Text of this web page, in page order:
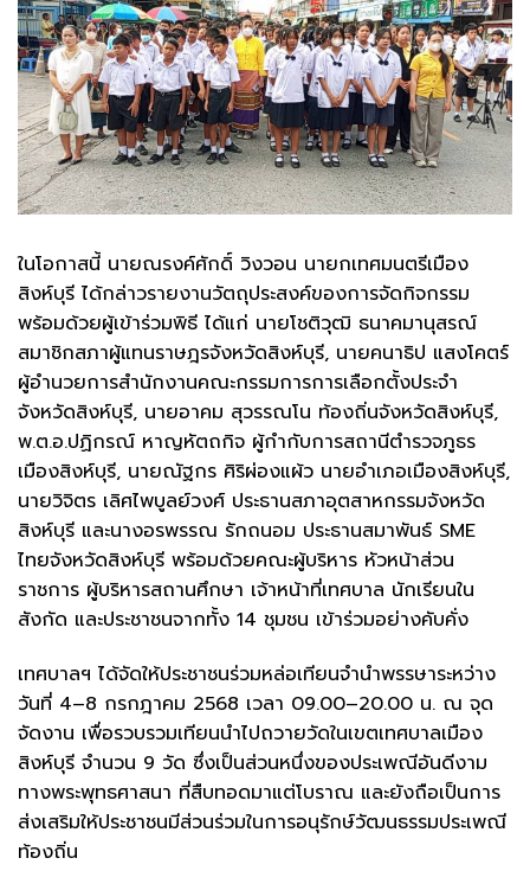
ในโอกาสนี้ นายณรงค์ศักดิ์ วิงวอน นายกเทศมนตรีเมือง
สิงห์บุรี ได้กล่าวรายงานวัตถุประสงค์ของการจัดกิจกรรม
พร้อมด้วยผู้เข้าร่วมพิธี ได้แก่ นายโชติวุฒิ ธนาคมานุสรณ์
สมาชิกสภาผู้แทนราษฎรจังหวัดสิงห์บุรี, นายคนาธิป แสงโคตร์
ผู้อำนวยการสำนักงานคณะกรรมการการเลือกตั้งประจำ
จังหวัดสิงห์บุรี, นายอาคม สุวรรณโน ท้องถิ่นจังหวัดสิงห์บุรี,
พ.ต.อ.ปฏิกรณ์ หาญหัตถกิจ ผู้กำกับการสถานีตำรวจภูธร
เมืองสิงห์บุรี, นายณัฐกร ศิริผ่องแผ้ว นายอำเภอเมืองสิงห์บุรี,
นายวิจิตร เลิศไพบูลย์วงศ์ ประธานสภาอุตสาหกรรมจังหวัด
สิงห์บุรี และนางอรพรรณ รักถนอม ประธานสมาพันธ์ SME
ไทยจังหวัดสิงห์บุรี พร้อมด้วยคณะผู้บริหาร หัวหน้าส่วน
ราชการ ผู้บริหารสถานศึกษา เจ้าหน้าที่เทศบาล นักเรียนใน
สังกัด และประชาชนจากทั้ง 14 ชุมชน เข้าร่วมอย่างคับคั่ง
เทศบาลฯ ได้จัดให้ประชาชนร่วมหล่อเทียนจำนำพรรษาระหว่าง
วันที่ 4–8 กรกฎาคม 2568 เวลา 09.00–20.00 น. ณ จุด
จัดงาน เพื่อรวบรวมเทียนนำไปถวายวัดในเขตเทศบาลเมือง
สิงห์บุรี จำนวน 9 วัด ซึ่งเป็นส่วนหนึ่งของประเพณีอันดีงาม
ทางพระพุทธศาสนา ที่สืบทอดมาแต่โบราณ และยังถือเป็นการ
ส่งเสริมให้ประชาชนมีส่วนร่วมในการอนุรักษ์วัฒนธรรมประเพณี
ท้องถิ่น